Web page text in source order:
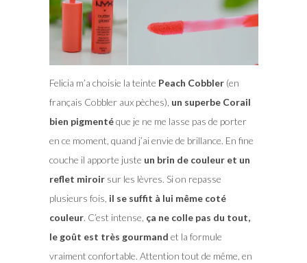
Felicia m’a choisie la teinte Peach Cobbler(en
français Cobbler aux pèches), un superbe Corail
bien pigmentéque je ne me lasse pas de porter
en ce moment, quand j’ai envie de brillance. En fine
couche il apporte juste un brin de couleur et un
reflet miroirsur les lèvres. Si on repasse
plusieurs fois, il se suffit à lui même coté
couleur. C’est intense, ça ne colle pas du tout,
le goût est très gourmand et la formule
vraiment confortable. Attention tout de même, en